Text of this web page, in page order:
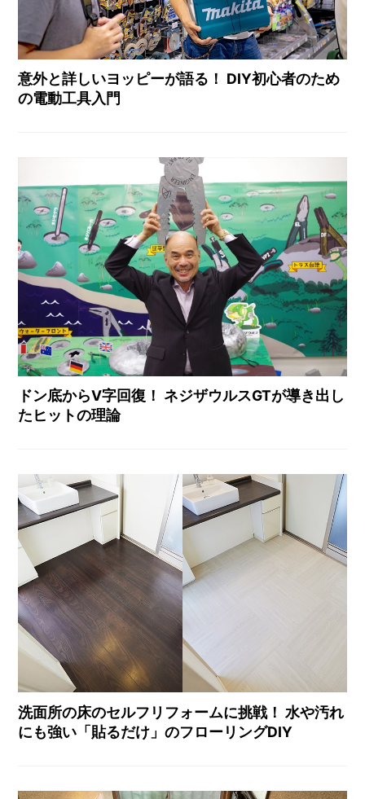
意外と詳しいヨッピーが語る！ DIY初心者のため
の電動工具入門
ドン底からV字回復！ ネジザウルスGTが導き出し
たヒットの理論
洗面所の床のセルフリフォームに挑戦！ 水や汚れ
にも強い「貼るだけ」のフローリングDIY